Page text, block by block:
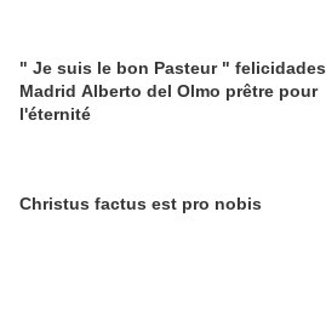
" Je suis le bon Pasteur " felicidades
Madrid Alberto del Olmo prêtre pour
l'éternité
Christus factus est pro nobis